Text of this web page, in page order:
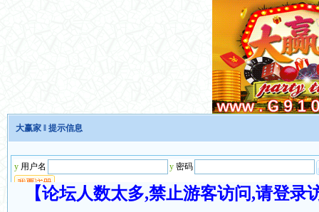
大赢家 ‖ 提示信息
【论坛人数太多,禁止游客访问,请登